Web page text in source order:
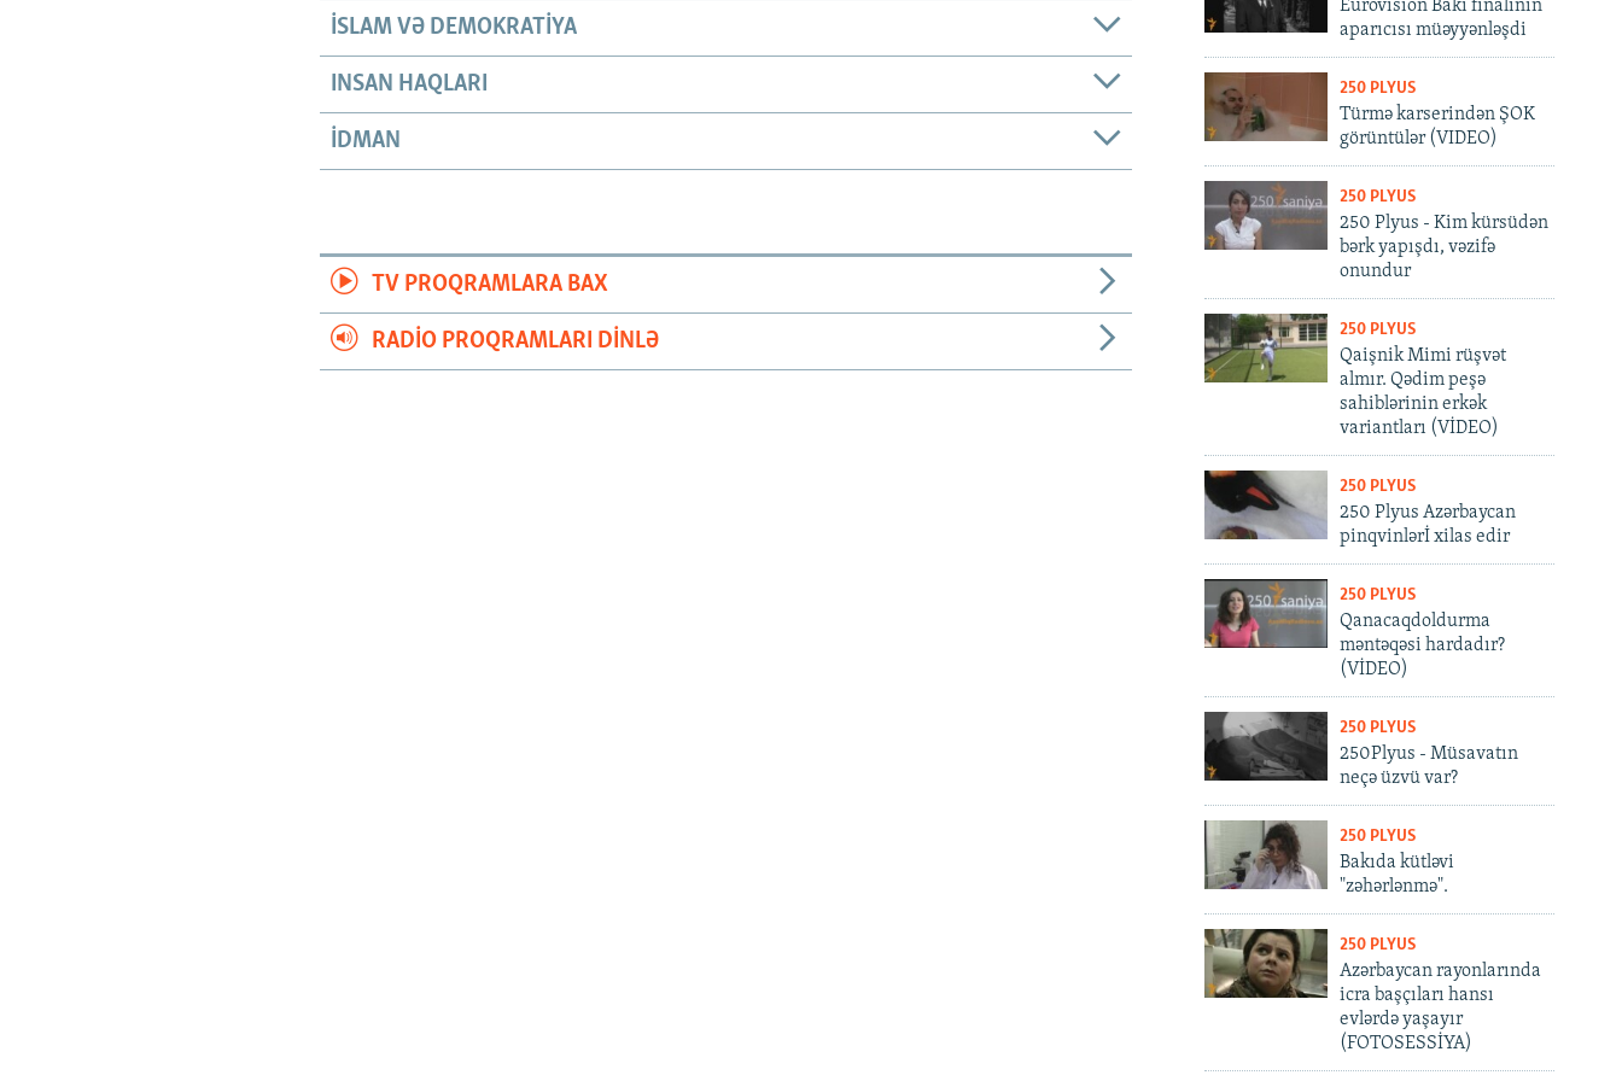
Eurovision Bakı finalının
aparıcısı müəyyənləşdi
250 PLYUS
Türmə karserindən ŞOK
görüntülər (VIDEO)
250 PLYUS
250 Plyus - Kim kürsüdən
bərk yapışdı, vəzifə
onundur
250 PLYUS
Qaişnik Mimi rüşvət
almır. Qədim peşə
sahiblərinin erkək
variantları (VİDEO)
250 PLYUS
250 Plyus Azərbaycan
pinqvinlərİ xilas edir
250 PLYUS
Qanacaqdoldurma
məntəqəsi hardadır?
(VİDEO)
250 PLYUS
250Plyus - Müsavatın
neçə üzvü var?
250 PLYUS
Bakıda kütləvi
"zəhərlənmə".
250 PLYUS
Azərbaycan rayonlarında
icra başçıları hansı
evlərdə yaşayır
(FOTOSESSİYA)
İSLAM VƏ DEMOKRATIYA
INSAN HAQLARI
İDMAN
TV PROQRAMLARA BAX
RADIO PROQRAMLARI DINLƏ